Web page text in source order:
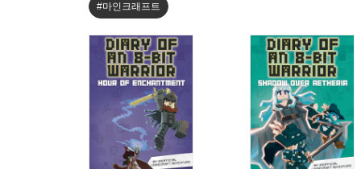
#마인크래프트